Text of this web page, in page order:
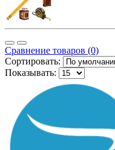
Сравнение товаров (0)
Сортировать:
Показывать: